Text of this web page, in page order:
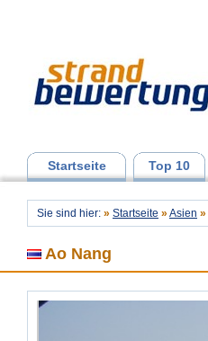
Startseite Top 10
Sie sind hier: » Startseite » Asien »
Ao Nang